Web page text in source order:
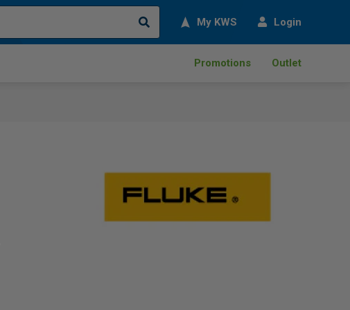
Search My KWS Login
Promotions Outlet